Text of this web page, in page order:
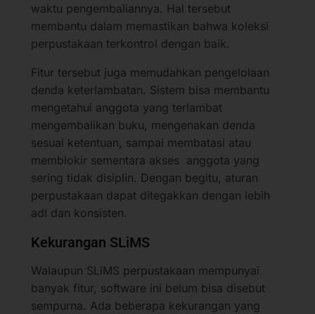
waktu pengembaliannya. Hal tersebut
membantu dalam memastikan bahwa koleksi
perpustakaan terkontrol dengan baik.
Fitur tersebut juga memudahkan pengelolaan
denda keterlambatan. Sistem bisa membantu
mengetahui anggota yang terlambat
mengembalikan buku, mengenakan denda
sesuai ketentuan, sampai membatasi atau
memblokir sementara akses anggota yang
sering tidak disiplin. Dengan begitu, aturan
perpustakaan dapat ditegakkan dengan lebih
adl dan konsisten.
Kekurangan SLiMS
Walaupun SLiMS perpustakaan mempunyai
banyak fitur, software ini belum bisa disebut
sempurna. Ada beberapa kekurangan yang